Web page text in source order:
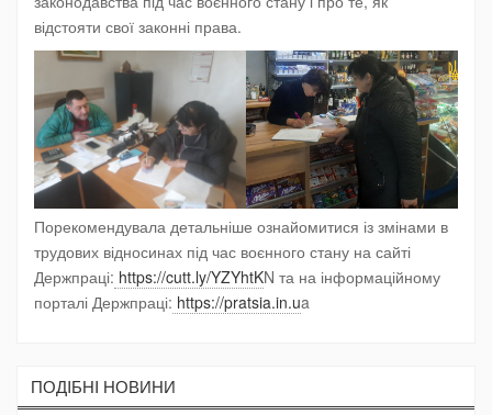
відстояти свої законні права.
Порекомендувала детальніше ознайомитися із змінами в
трудових відносинах під час воєнного стану на сайті
Держпраці: https://cutt.ly/YZYhtKN та на інформаційному
порталі Держпраці: https://pratsia.in.ua
ПОДIБНI НОВИНИ